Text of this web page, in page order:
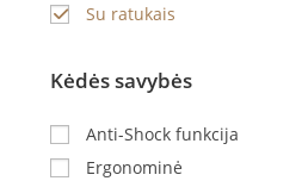
Su ratukais
Kėdės savybės
Anti-Shock funkcija
Ergonominė